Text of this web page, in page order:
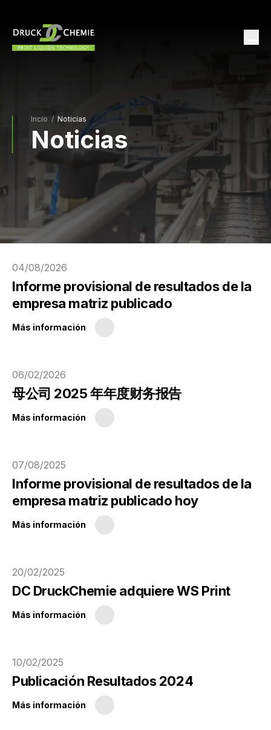
Incio / Noticias
Noticias
04/08/2026
Informe provisional de resultados de la
empresa matriz publicado
Más información
06/02/2026
母公司 2025 年年度财务报告
Más información
07/08/2025
Informe provisional de resultados de la
empresa matriz publicado hoy
Más información
20/02/2025
DC DruckChemie adquiere WS Print
Más información
10/02/2025
Publicación Resultados 2024
Más información